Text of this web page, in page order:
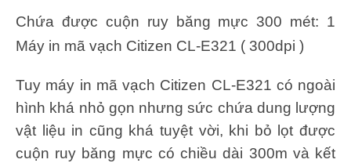
Chứa được cuộn ruy băng mực 300 mét: 1
Máy in mã vạch Citizen CL-E321 ( 300dpi )
Tuy máy in mã vạch Citizen CL-E321 có ngoài
hình khá nhỏ gọn nhưng sức chứa dung lượng
vật liệu in cũng khá tuyệt vời, khi bỏ lọt được
cuộn ruy băng mực có chiều dài 300m và kết